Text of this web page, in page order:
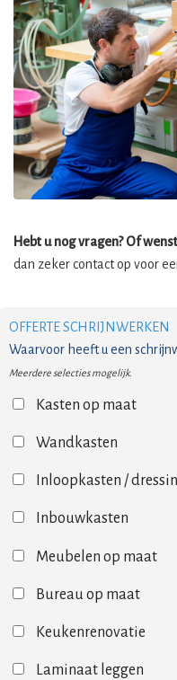
Hebt u nog vragen? Of
dan zeker contact op voor
OFFERTE SCHRIJNWERKEN
Waarvoor heeft u een
Meerdere selecties mogelijk.
Kasten op maat
Wandkasten
Inloopkasten /
Inbouwkasten
Meubelen op maat
Bureau op maat
Keukenrenovatie
Laminaat leggen